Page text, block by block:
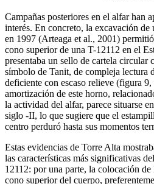
Campañas posteriores en el alfar han
interés. En concreto, la excavación de
en 1997 (Arteaga et al., 2001)
cono superior de una T-12112 en el
presentaba un sello de cartela circular
símbolo de Tanit, de compleja lectura
deficiente con escaso relieve (figura
amortización de este horno,
la actividad del alfar, parece situarse
siglo -II, lo que sugiere que el
centro perduró hasta sus momentos
Estas evidencias de Torre Alta
las características más significativas
12112: por una parte, la colocación de
cono superior del cuerpo,